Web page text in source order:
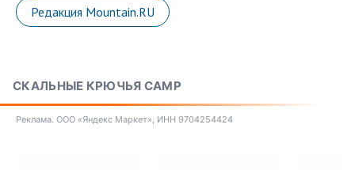
Редакция Mountain.RU
СКАЛЬНЫЕ КРЮЧЬЯ CAMP
Реклама. ООО «Яндекс Маркет», ИНН 9704254424